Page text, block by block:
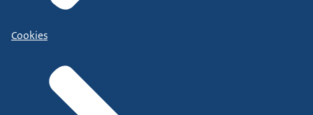
Cookies